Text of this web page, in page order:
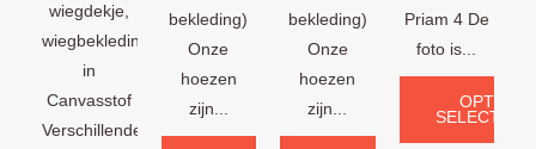
wiegdekje,
wiegbekleding
in
Canvasstof
Verschillende
bekleding)
Onze
hoezen
zijn...
bekleding)
Onze
hoezen
zijn...
Priam 4 De
foto is...
OPTIES